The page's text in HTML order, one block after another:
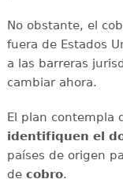
No obstante, el
fuera de Estados
a las barreras
cambiar ahora.
El plan contempla
identifiquen el
países de origen
de cobro.